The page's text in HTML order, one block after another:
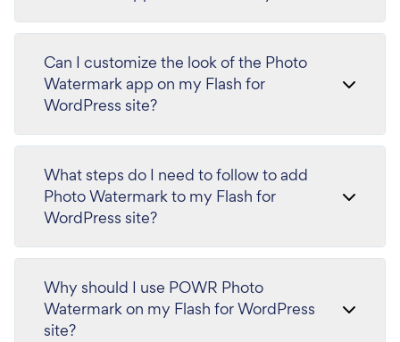
Can I customize the look of the Photo
Watermark app on my Flash for
WordPress site?
What steps do I need to follow to add
Photo Watermark to my Flash for
WordPress site?
Why should I use POWR Photo
Watermark on my Flash for WordPress
site?